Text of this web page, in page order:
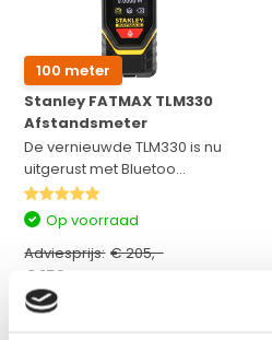
100 meter
Stanley FATMAX TLM330
Afstandsmeter
De vernieuwde TLM330 is nu
uitgerust met Bluetoo...
Op voorraad
Adviesprijs: € 205,-
€ 159,-
€ 192,39